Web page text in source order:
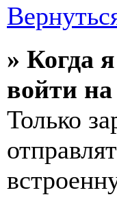
» Когда
войти
Только